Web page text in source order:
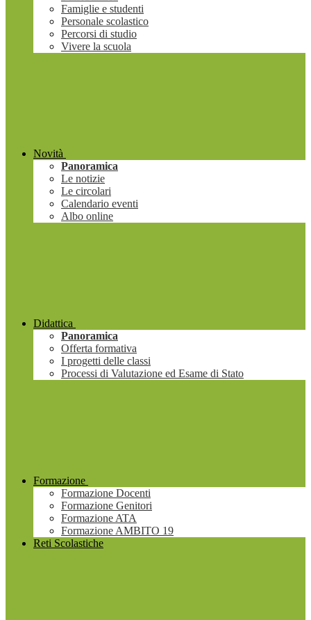
Famiglie e studenti
Personale scolastico
Percorsi di studio
Vivere la scuola
Novità
Panoramica
Le notizie
Le circolari
Calendario eventi
Albo online
Didattica
Panoramica
Offerta formativa
I progetti delle classi
Processi di Valutazione ed Esame di Stato
Formazione
Formazione Docenti
Formazione Genitori
Formazione ATA
Formazione AMBITO 19
Reti Scolastiche